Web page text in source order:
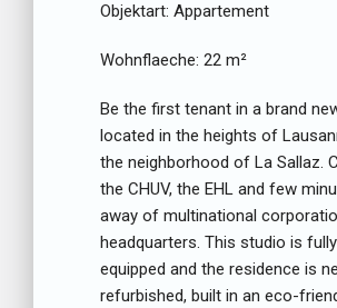
Objektart: Appartement
Wohnflaeche: 22 m²
Be the first tenant in a brand
located in the heights of
the neighborhood of La Sallaz.
the CHUV, the EHL and few
away of multinational
headquarters. This studio is fully
equipped and the residence is
refurbished, built in an eco-